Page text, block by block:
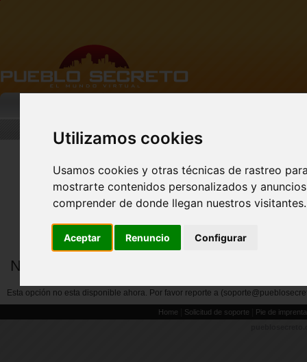
Utilizamos cookies
Usamos cookies y otras técnicas de rastreo
mostrarte contenidos personalizados y
comprender de donde llegan nuestros visitantes.
Aceptar Renuncio Configurar
FACEBOOK Pueblo
Secreto - CLIC AQUÍ
Notificar abuso por miembros
Esta opción no esta disponible ahora. Por favor reporte a
Home Solicitud de soporte Pie de imprenta